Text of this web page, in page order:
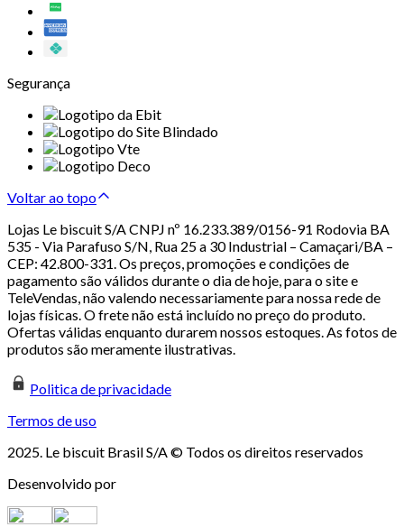
Segurança
Voltar ao topo
Lojas Le biscuit S/A CNPJ nº 16.233.389/0156-91 Rodovia BA
535 - Via Parafuso S/N, Rua 25 a 30 Industrial – Camaçari/BA –
CEP: 42.800-331. Os preços, promoções e condições de
pagamento são válidos durante o dia de hoje, para o site e
TeleVendas, não valendo necessariamente para nossa rede de
lojas físicas. O frete não está incluído no preço do produto.
Ofertas válidas enquanto durarem nossos estoques. As fotos de
produtos são meramente ilustrativas.
Politica de privacidade
Termos de uso
2025. Le biscuit Brasil S/A © Todos os direitos reservados
Desenvolvido por